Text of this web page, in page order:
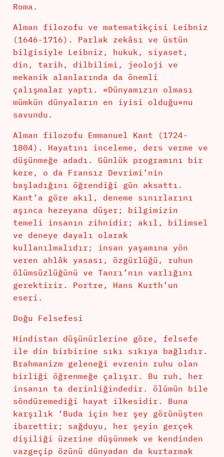
Roma.
Alman filozofu ve matematikçisi Leibniz
(1646-1716). Parlak zekâsı ve üstün
bilgisiyle Leibniz, hukuk, siyaset,
din, tarih, dilbilimi, jeoloji ve
mekanik alanlarında da önemli
çalışmalar yaptı. «Dünyamızın olması
mümkün dünyaların en iyisi olduğu»nu
savundu.
Alman filozofu Emmanuel Kant (1724-
1804). Hayatını inceleme, ders verme ve
düşünmeğe adadı. Günlük programını bir
kere, o da Fransız Devrimi’nin
başladığını öğrendiği gün aksattı.
Kant’a göre akıl, deneme sınırlarını
aşınca hezeyana düşer; bilgimizin
temeli insanın zihnidir; akıl, bilimsel
ve deneye dayalı olarak
kullanılmalıdır; insan yaşamına yön
veren ahlâk yasası, özgürlüğü, ruhun
ölümsüzlüğünü ve Tanrı’nın varlığını
gerektirir. Portre, Hans Kurth’un
eseri.
Doğu Felsefesi
Hindistan düşünürlerine göre, felsefe
ile din birbirine sıkı sıkıya bağlıdır.
Brahmanizm geleneği evrenin ruhu olan
birliği öğrenmeğe çalışır. Bu ruh, her
insanın ta derinliğindedir. ölümün bile
söndüremediği hayat ilkesidir. Buna
karşılık ‘Buda için her şey görünüşten
ibarettir; sağduyu, her şeyin gerçek
dişiliği üzerine düşünmek ve kendinden
vazgeçip özünü dünyadan da kurtarmak